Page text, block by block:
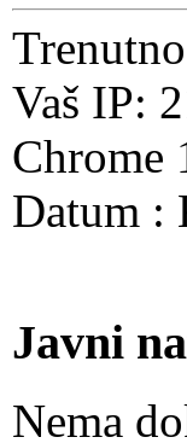
Vaš IP:
Chrome
Datum :
Javni
Nema